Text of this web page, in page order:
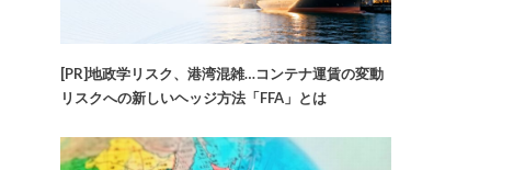
[PR]地政学リスク、港湾混雑…コンテナ運賃の変動
リスクへの新しいヘッジ方法「FFA」とは